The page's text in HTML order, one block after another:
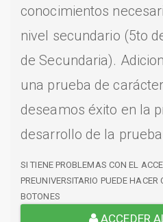
conocimientos
nivel secundario (5to
de Secundaria).
una prueba de
deseamos éxito en la
desarrollo de la
SI TIENE PROBLEMAS CON EL
PREUNIVERSITARIO PUEDE HACER
BOTONES
ACCEDER